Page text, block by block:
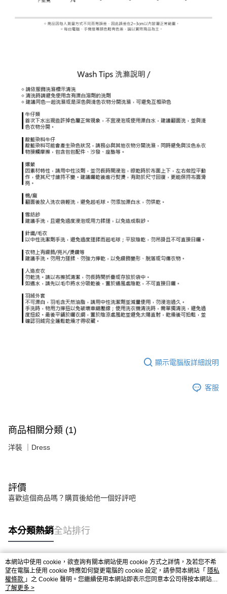
顯示電腦版詳細說明
客服
商品相關分類 (1)
洋裝 ｜Dress
評價
喜歡這個商品嗎？購買後給他一個好評吧
本分類熱銷全站排行
熱門標籤
本網站中使用 cookie，欲查詢有關本網站使用 cookie 方式之詳情，及若您不希
望在電腦上使用 cookie 時應如何變更電腦的 cookie 設定，請參閱本網站「 隱私
權條款 」之 Cookie 聲明。您繼續使用本網站即表示您同意本公司得按本網站使
用條款之 Cookie 聲明使用 cookie。
了解更多 >